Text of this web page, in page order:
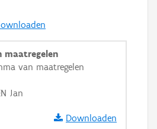
maatregelen
van maatregelen
Jan
Downloaden